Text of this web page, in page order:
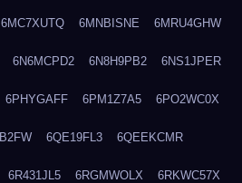
6MC7XUTQ 6MNBISNE 6MRU4GHW
6N6MCPD2 6N8H9PB2 6NS1JPER
6PHYGAFF 6PM1Z7A5 6PO2WC0X
6QE19FL3 6QEEKCMR
6R431JL5 6RGMWOLX 6RKWC57X